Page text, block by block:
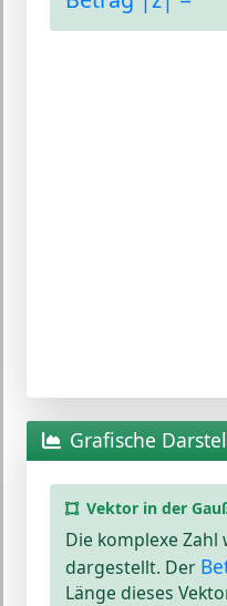
Grafische
Vektor in der
Die komplexe Zahl
dargestellt. Der
Länge dieses